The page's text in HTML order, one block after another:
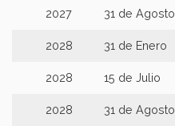
2027 31 de Agosto
2028 31 de Enero
2028 15 de Julio
2028 31 de Agosto